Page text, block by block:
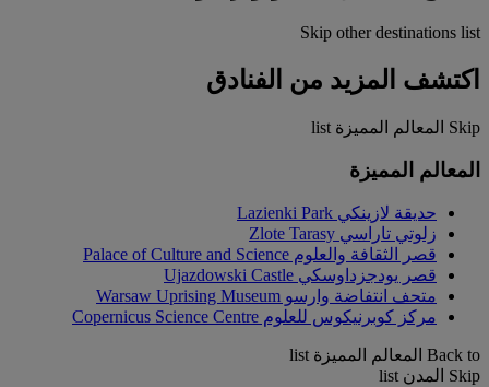
Skip other destinations list
اكتشف المزيد من الفنادق
Skip المعالم المميزة list
المعالم المميزة
حديقة لازينكي Lazienki Park
زلوتي تاراسي Zlote Tarasy
قصر الثقافة والعلوم Palace of Culture and Science
قصر يودجزداوسكي Ujazdowski Castle
متحف انتفاضة وارسو Warsaw Uprising Museum
مركز كوبرنيكوس للعلوم Copernicus Science Centre
Back to المعالم المميزة list
Skip المدن list